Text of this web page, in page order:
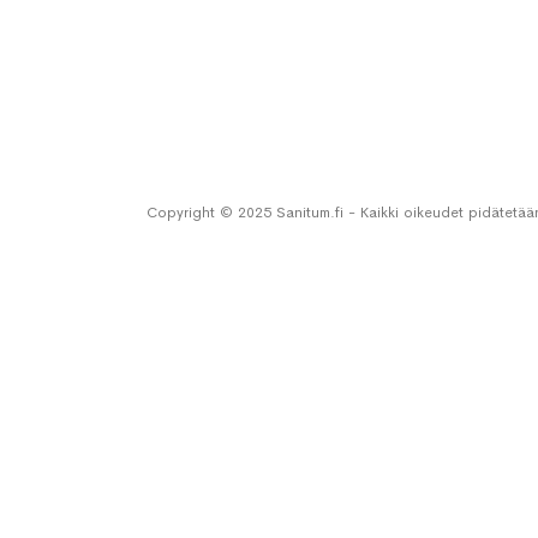
Copyright © 2025 Sanitum.fi - Kaikki oikeudet